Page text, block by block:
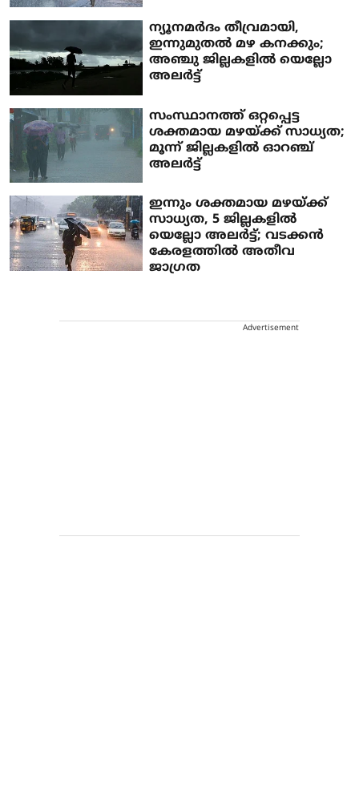
ന്യൂനമര്‍ദം തീവ്രമായി,
ഇന്നുമുതല്‍ മഴ കനക്കും;
അഞ്ചു ജില്ലകളില്‍ യെല്ലോ
അലര്‍ട്ട്
സംസ്ഥാനത്ത് ഒറ്റപ്പെട്ട
ശക്തമായ മഴയ്ക്ക് സാധ്യത;
മൂന്ന് ജില്ലകളില്‍ ഓറഞ്ച്
അലര്‍ട്ട്
ഇന്നും ശക്തമായ മഴയ്ക്ക്
സാധ്യത, 5 ജില്ലകളില്‍
യെല്ലോ അലര്‍ട്ട്; വടക്കന്‍
കേരളത്തില്‍ അതീവ
ജാഗ്രത
Advertisement